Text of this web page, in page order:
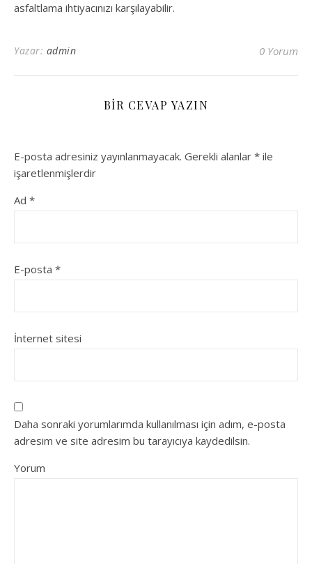
asfaltlama ihtiyacınızı karşılayabilir.
Yazar: admin 0 Yorum
BIR CEVAP YAZIN
E-posta adresiniz yayınlanmayacak. Gerekli alanlar * ile
işaretlenmişlerdir
Ad *
E-posta *
İnternet sitesi
Daha sonraki yorumlarımda kullanılması için adım, e-posta
adresim ve site adresim bu tarayıcıya kaydedilsin.
Yorum